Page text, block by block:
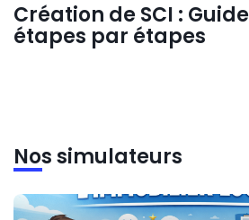
Création de SCI :
étapes par étapes
Nos simulateurs